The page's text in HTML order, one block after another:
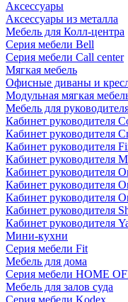
Аксессуары
Аксессуары из металла
Мебель для Колл-центра
Серия мебели Bell
Серия мебели Call center
Мягкая мебель
Офисные диваны и
Модульная мягкая
Мебель для
Кабинет руководителя
Кабинет руководителя
Кабинет руководителя
Кабинет руководителя
Кабинет руководителя
Кабинет руководителя
Кабинет руководителя
Кабинет руководителя
Кабинет руководителя
Мини-кухни
Серия мебели Fit
Мебель для дома
Серия мебели HOME
Мебель для залов суда
Серия мебели Kodex